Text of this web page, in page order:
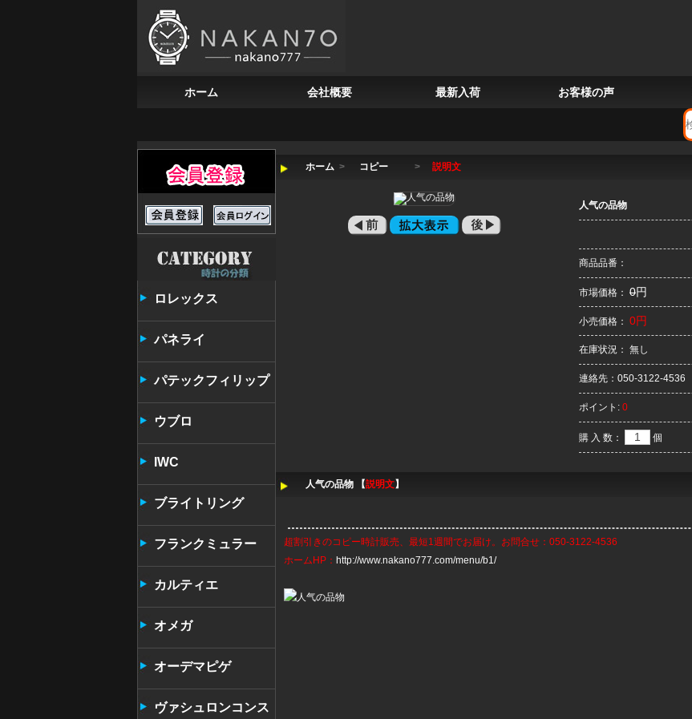
ホーム 会社概要 最新入荷 お客様の声
ロレックス
パネライ
パテックフィリップ
ウブロ
IWC
ブライトリング
フランクミュラー
カルティエ
オメガ
オーデマピゲ
ヴァシュロンコンス
ホーム > コピー > 説明文
人气の品物
商品品番：
市場価格： 0円
小売価格： 0円
在庫状況： 無し
連絡先： 050-3122-4536
ポイント: 0
購 入 数： 個
人气の品物 【説明文】
超割引きのコピー時計販売、最短1週間でお届け。お問合せ：050-3122-4536
ホームHP： http://www.nakano777.com/menu/b1/